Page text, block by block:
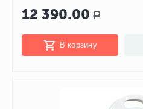
12 390.00 Р
В корзину